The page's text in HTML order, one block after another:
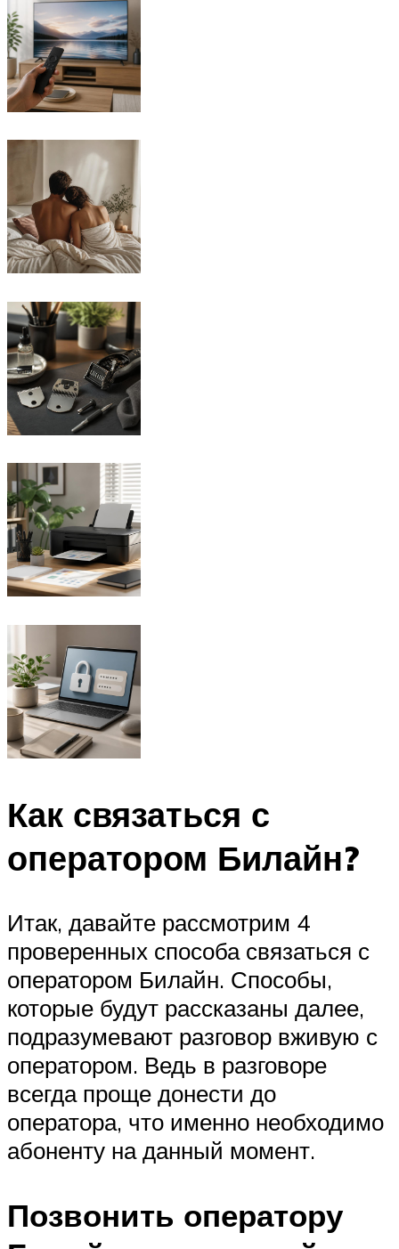
Как связаться с
оператором Билайн?
Итак, давайте рассмотрим 4
проверенных способа связаться с
оператором Билайн. Способы,
которые будут рассказаны далее,
подразумевают разговор вживую с
оператором. Ведь в разговоре
всегда проще донести до
оператора, что именно необходимо
абоненту на данный момент.
Позвонить оператору